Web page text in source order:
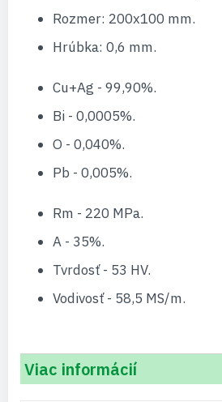
Rozmer: 200x100 mm.
Hrúbka: 0,6 mm.
Cu+Ag - 99,90%.
Bi - 0,0005%.
O - 0,040%.
Pb - 0,005%.
Rm - 220 MPa.
A - 35%.
Tvrdosť - 53 HV.
Vodivosť - 58,5 MS/m.
Viac informácií